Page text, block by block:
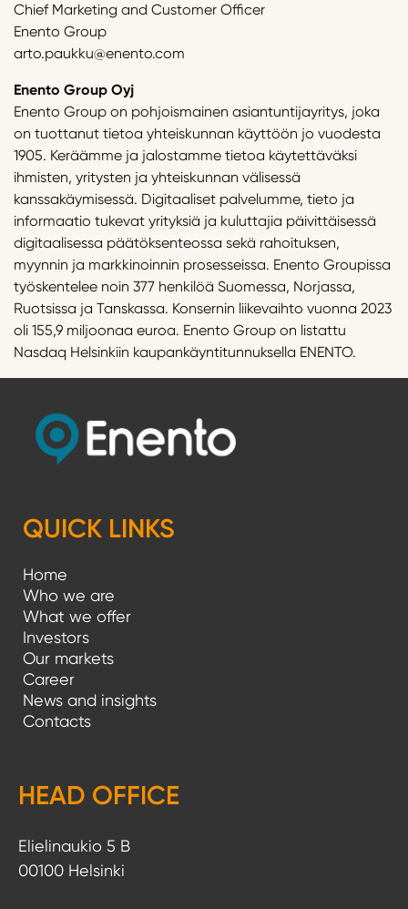
Chief Marketing and Customer Officer
Enento Group
arto.paukku@enento.com
Enento Group Oyj
Enento Group on pohjoismainen asiantuntijayritys, joka
on tuottanut tietoa yhteiskunnan käyttöön jo vuodesta
1905. Keräämme ja jalostamme tietoa käytettäväksi
ihmisten, yritysten ja yhteiskunnan välisessä
kanssakäymisessä. Digitaaliset palvelumme, tieto ja
informaatio tukevat yrityksiä ja kuluttajia päivittäisessä
digitaalisessa päätöksenteossa sekä rahoituksen,
myynnin ja markkinoinnin prosesseissa. Enento Groupissa
työskentelee noin 377 henkilöä Suomessa, Norjassa,
Ruotsissa ja Tanskassa. Konsernin liikevaihto vuonna 2023
oli 155,9 miljoonaa euroa. Enento Group on listattu
Nasdaq Helsinkiin kaupankäyntitunnuksella ENENTO.
QUICK LINKS
Home
Who we are
What we offer
Investors
Our markets
Career
News and insights
Contacts
HEAD OFFICE
Elielinaukio 5 B
00100 Helsinki